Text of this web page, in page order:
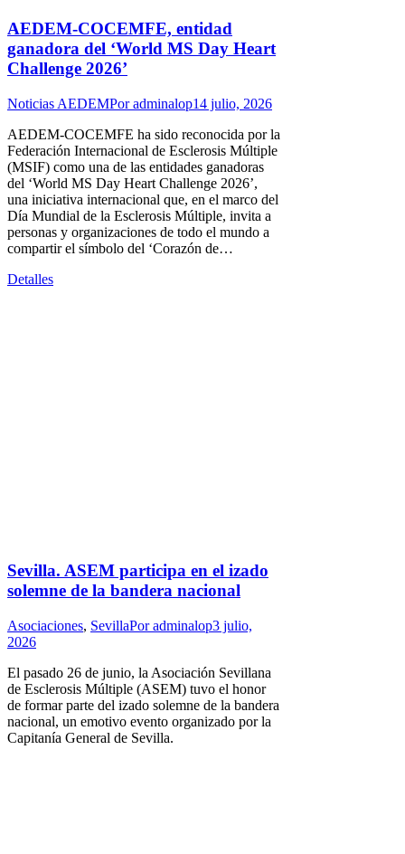
AEDEM-COCEMFE, entidad
ganadora del ‘World MS Day Heart
Challenge 2026’
Noticias AEDEMPoradminalop14 julio, 2026
AEDEM-COCEMFE ha sido reconocida por la
Federación Internacional de Esclerosis Múltiple
(MSIF) como una de las entidades ganadoras
del ‘World MS Day Heart Challenge 2026’,
una iniciativa internacional que, en el marco del
Día Mundial de la Esclerosis Múltiple, invita a
personas y organizaciones de todo el mundo a
compartir el símbolo del ‘Corazón de…
Detalles
Sevilla. ASEM participa en el izado
solemne de la bandera nacional
Asociaciones, SevillaPoradminalop3 julio,
2026
El pasado 26 de junio, la Asociación Sevillana
de Esclerosis Múltiple (ASEM) tuvo el honor
de formar parte del izado solemne de la bandera
nacional, un emotivo evento organizado por la
Capitanía General de Sevilla.